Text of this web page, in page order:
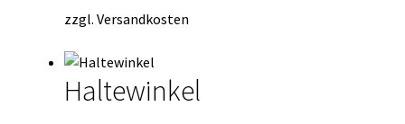
zzgl. Versandkosten
Haltewinkel